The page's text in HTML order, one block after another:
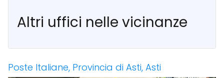
Altri uffici nelle vicinanze
Poste Italiane, Provincia di Asti, Asti